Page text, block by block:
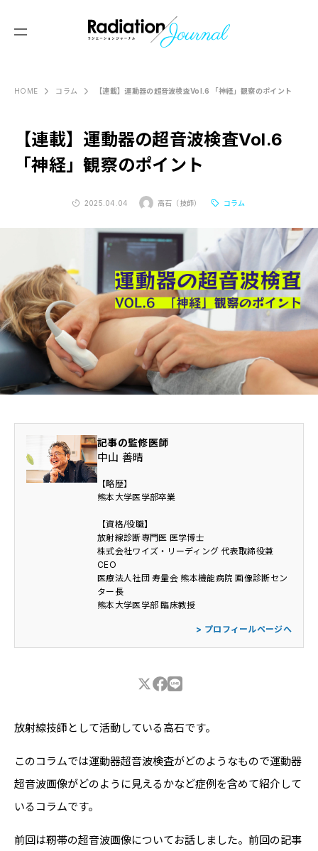
ABOUT US
画像レッスン
医師・医学部生専用情報
放射線技師専用情報
CONTACT
HOME コラム 【連載】運動器の超音波検査Vol.6 「神経」観察のポイント
【連載】運動器の超音波検査Vol.6
「神経」観察のポイント
2025.04.04 高石（技師） コラム
記事の監修医師
中山 善晴
【略歴】
熊本大学医学部卒業
【資格/役職】
放射線診断専門医 医学博士
株式会社ワイズ・リーディング 代表取締役兼
CEO
医療法人社団 寿量会 熊本機能病院 画像診断セン
ター長
熊本大学医学部 臨床教授
> プロフィールページへ
放射線技師として活動している高石です。
このコラムでは運動器超音波検査がどのようなもので運動器
超音波画像がどのように見えるかなど症例を含めて紹介して
いるコラムです。
前回は靭帯の超音波画像についてお話しました。前回の記事